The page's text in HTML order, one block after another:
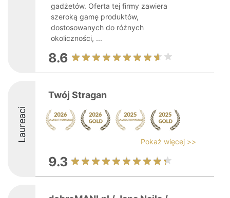
gadżetów. Oferta tej firmy zawiera
szeroką gamę produktów,
dostosowanych do różnych
okoliczności, ...
8.6
Laureaci
Twój Stragan
Pokaż więcej >>
9.3